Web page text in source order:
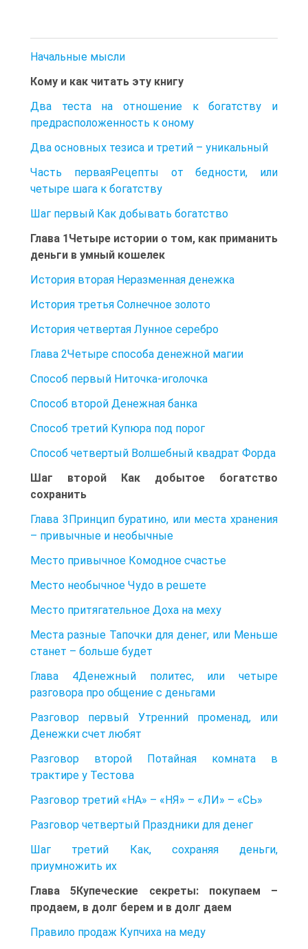
Начальные мысли
Кому и как читать эту книгу
Два теста на отношение к богатству и
предрасположенность к оному
Два основных тезиса и третий – уникальный
Часть перваяРецепты от бедности, или
четыре шага к богатству
Шаг первый Как добывать богатство
Глава 1Четыре истории о том, как приманить
деньги в умный кошелек
История вторая Неразменная денежка
История третья Солнечное золото
История четвертая Лунное серебро
Глава 2Четыре способа денежной магии
Способ первый Ниточка-иголочка
Способ второй Денежная банка
Способ третий Купюра под порог
Способ четвертый Волшебный квадрат Форда
Шаг второй Как добытое богатство
сохранить
Глава 3Принцип буратино, или места хранения
– привычные и необычные
Место привычное Комодное счастье
Место необычное Чудо в решете
Место притягательное Доха на меху
Места разные Тапочки для денег, или Меньше
станет – больше будет
Глава 4Денежный политес, или четыре
разговора про общение с деньгами
Разговор первый Утренний променад, или
Денежки счет любят
Разговор второй Потайная комната в
трактире у Тестова
Разговор третий «НА» – «НЯ» – «ЛИ» – «СЬ»
Разговор четвертый Праздники для денег
Шаг третий Как, сохраняя деньги,
приумножить их
Глава 5Купеческие секреты: покупаем –
продаем, в долг берем и в долг даем
Правило продаж Купчиха на меду